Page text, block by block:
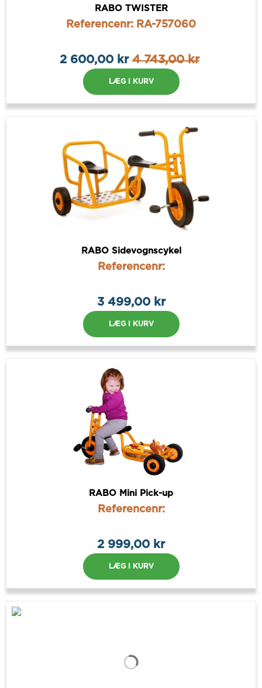
RABO TWISTER
Referencenr: RA-757060
2 600,00 kr 4 743,00 kr
LÆG I KURV
RABO Sidevognscykel
Referencenr:
3 499,00 kr
LÆG I KURV
RABO Mini Pick-up
Referencenr:
2 999,00 kr
LÆG I KURV